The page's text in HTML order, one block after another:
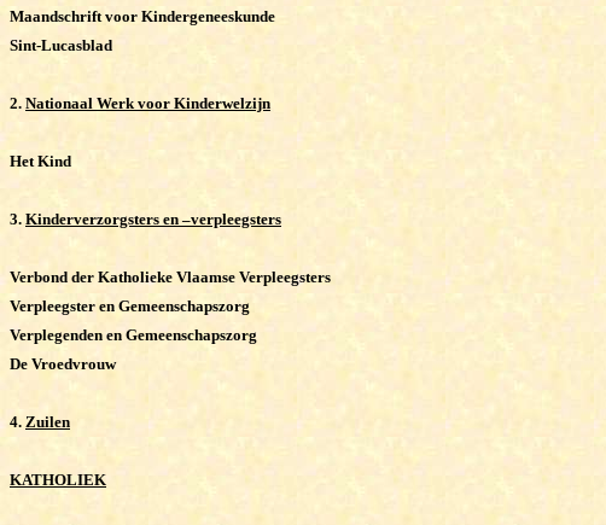
Maandschrift voor Kindergeneeskunde
Sint-Lucasblad
2. Nationaal Werk voor Kinderwelzijn
Het Kind
3. Kinderverzorgsters en –verpleegsters
Verbond der Katholieke Vlaamse Verpleegsters
Verpleegster en Gemeenschapszorg
Verplegenden en Gemeenschapszorg
De Vroedvrouw
4. Zuilen
KATHOLIEK